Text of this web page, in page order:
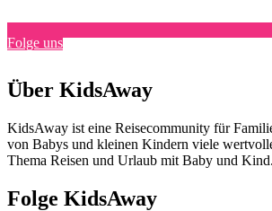
Folge uns
Über KidsAway
KidsAway ist eine Reisecommunity für
von Babys und kleinen Kindern viele
Thema Reisen und Urlaub mit Baby und Kind.
Folge KidsAway